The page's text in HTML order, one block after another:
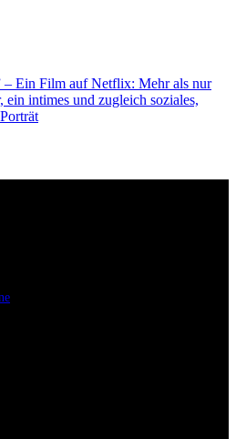
– Ein Film auf Netflix: Mehr als nur
ein intimes und zugleich soziales,